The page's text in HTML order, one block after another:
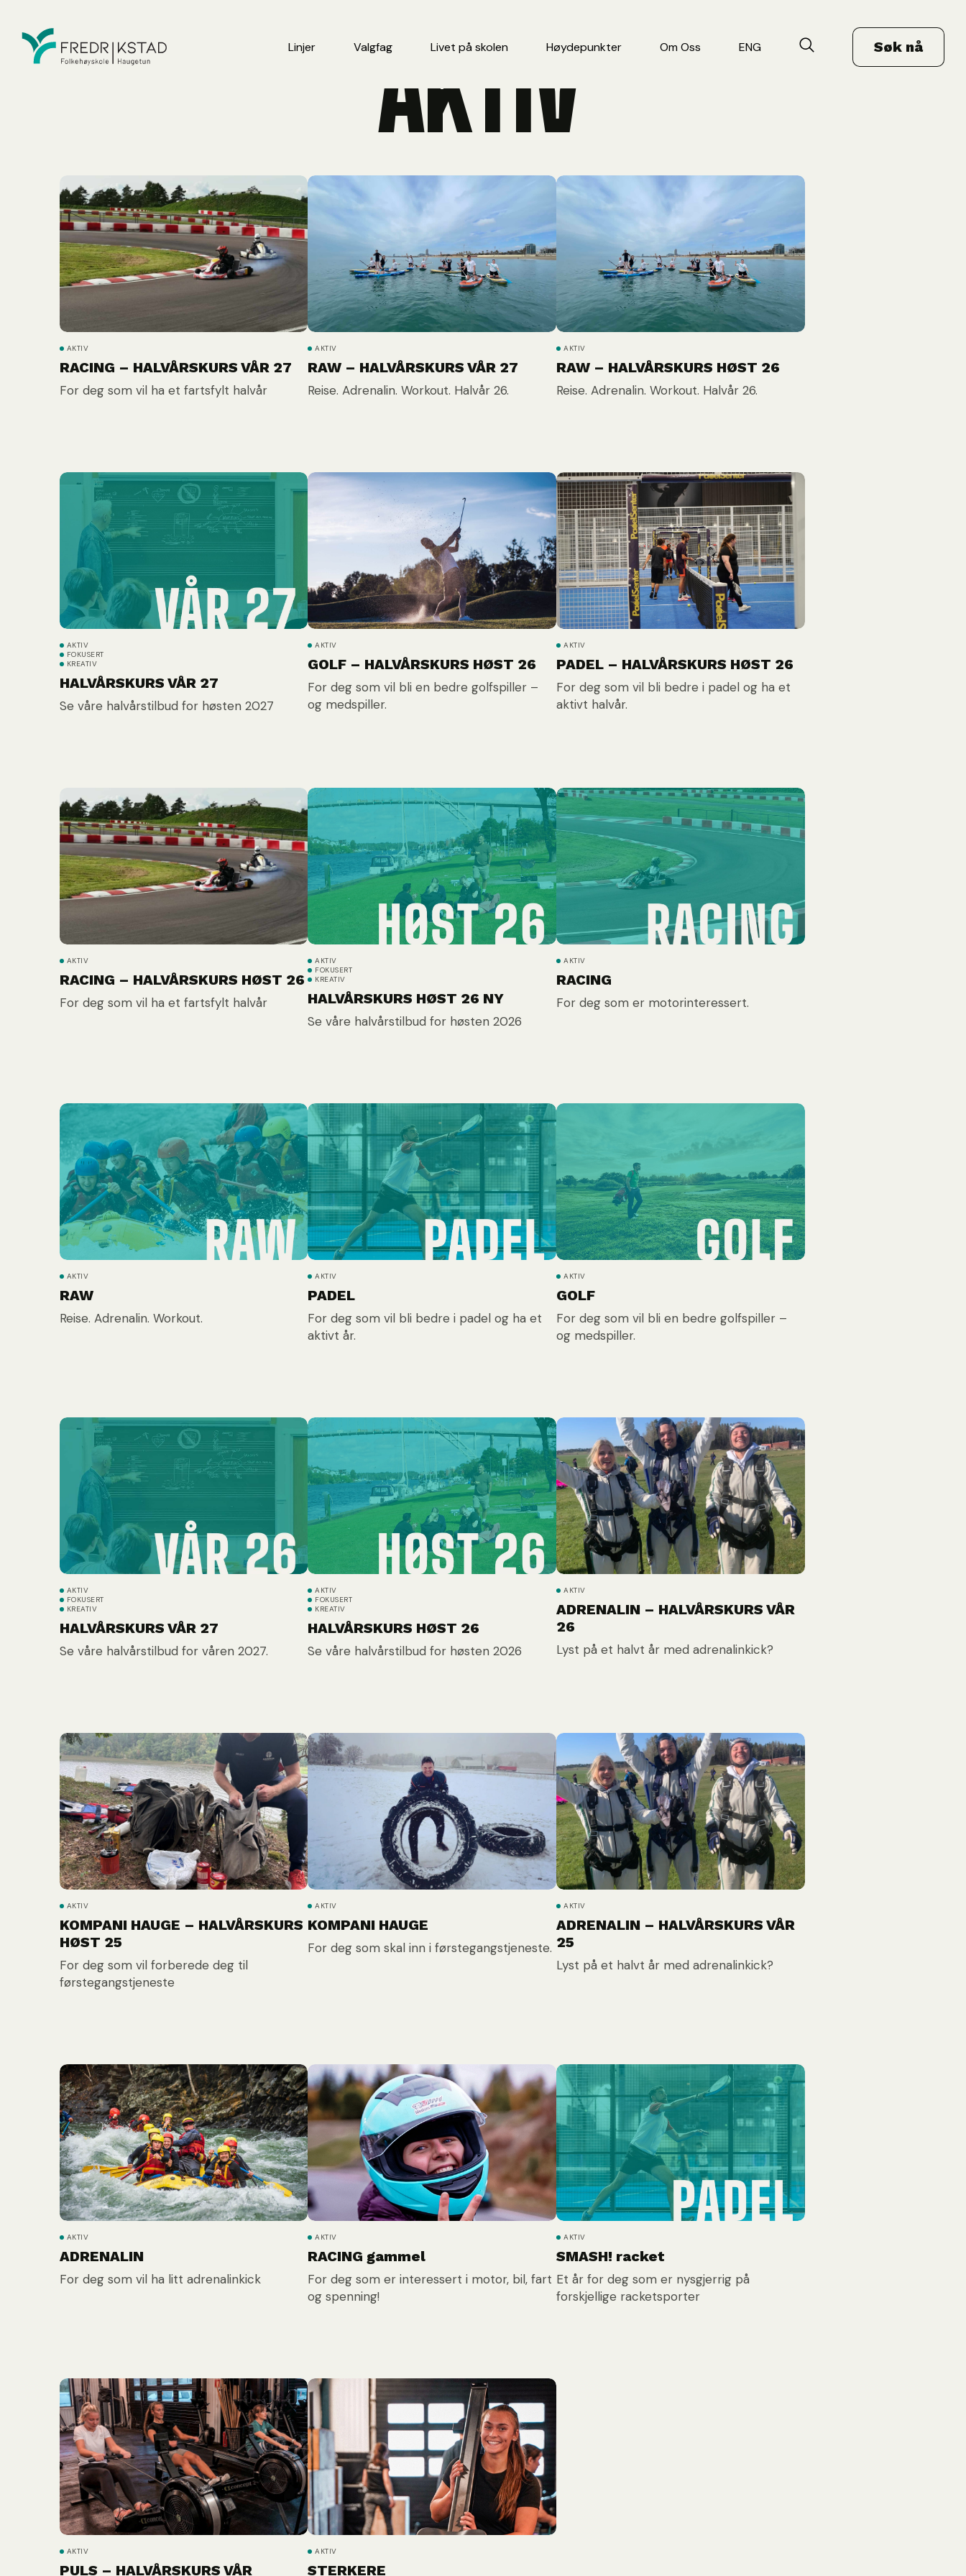
Linjer Valgfag Livet på skolen Høydepunkter Om Oss ENG Søk nå
AKTIV
AKTIV
RACING – HALVÅRSKURS VÅR 27
For deg som vil ha et fartsfylt halvår
AKTIV
RAW – HALVÅRSKURS VÅR 27
Reise. Adrenalin. Workout. Halvår 26.
AKTIV
RAW – HALVÅRSKURS HØST 26
Reise. Adrenalin. Workout. Halvår 26.
AKTIV
FOKUSERT
KREATIV
HALVÅRSKURS VÅR 27
Se våre halvårstilbud for høsten 2027
AKTIV
GOLF – HALVÅRSKURS HØST 26
For deg som vil bli en bedre golfspiller –
og medspiller.
AKTIV
PADEL – HALVÅRSKURS HØST 26
For deg som vil bli bedre i padel og ha et
aktivt halvår.
AKTIV
RACING – HALVÅRSKURS HØST 26
For deg som vil ha et fartsfylt halvår
AKTIV
FOKUSERT
KREATIV
HALVÅRSKURS HØST 26 NY
Se våre halvårstilbud for høsten 2026
AKTIV
RACING
For deg som er motorinteressert.
AKTIV
RAW
Reise. Adrenalin. Workout.
AKTIV
PADEL
For deg som vil bli bedre i padel og ha et
aktivt år.
AKTIV
GOLF
For deg som vil bli en bedre golfspiller –
og medspiller.
AKTIV
FOKUSERT
KREATIV
HALVÅRSKURS VÅR 27
Se våre halvårstilbud for våren 2027.
AKTIV
FOKUSERT
KREATIV
HALVÅRSKURS HØST 26
Se våre halvårstilbud for høsten 2026
AKTIV
ADRENALIN – HALVÅRSKURS VÅR
26
Lyst på et halvt år med adrenalinkick?
AKTIV
KOMPANI HAUGE – HALVÅRSKURS
HØST 25
For deg som vil forberede deg til
førstegangstjeneste
AKTIV
KOMPANI HAUGE
For deg som skal inn i førstegangstjeneste.
AKTIV
ADRENALIN – HALVÅRSKURS VÅR
25
Lyst på et halvt år med adrenalinkick?
AKTIV
ADRENALIN
For deg som vil ha litt adrenalinkick
AKTIV
RACING gammel
For deg som er interessert i motor, bil, fart
og spenning!
AKTIV
SMASH! racket
Et år for deg som er nysgjerrig på
forskjellige racketsporter
AKTIV
PULS – HALVÅRSKURS VÅR
AKTIV
STERKERE